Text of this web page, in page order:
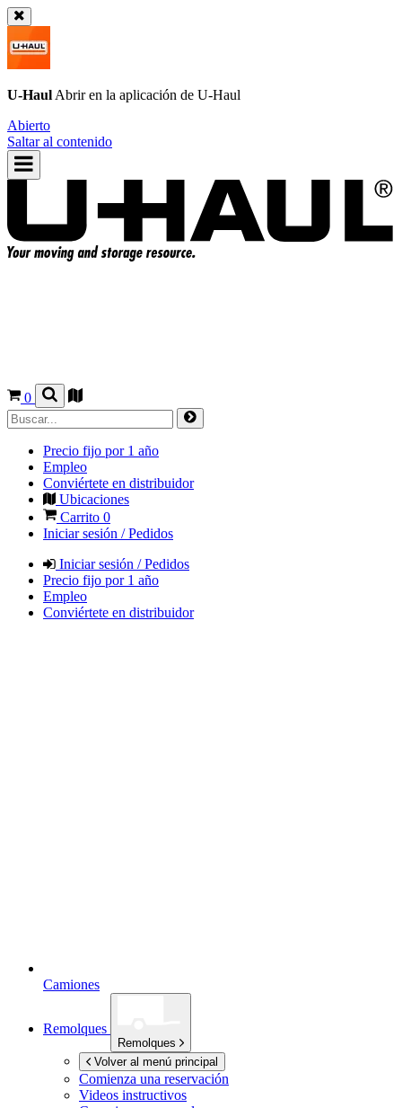
U-Haul Abrir en la aplicación de U-Haul
Abierto
Saltar al contenido
0
Precio fijo por 1 año
Empleo
Conviértete en distribuidor
Ubicaciones
Carrito 0
Iniciar sesión / Pedidos
Iniciar sesión / Pedidos
Precio fijo por 1 año
Empleo
Conviértete en distribuidor
Camiones
Remolques
Remolques
Volver al menú principal
Comienza una reservación
Videos instructivos